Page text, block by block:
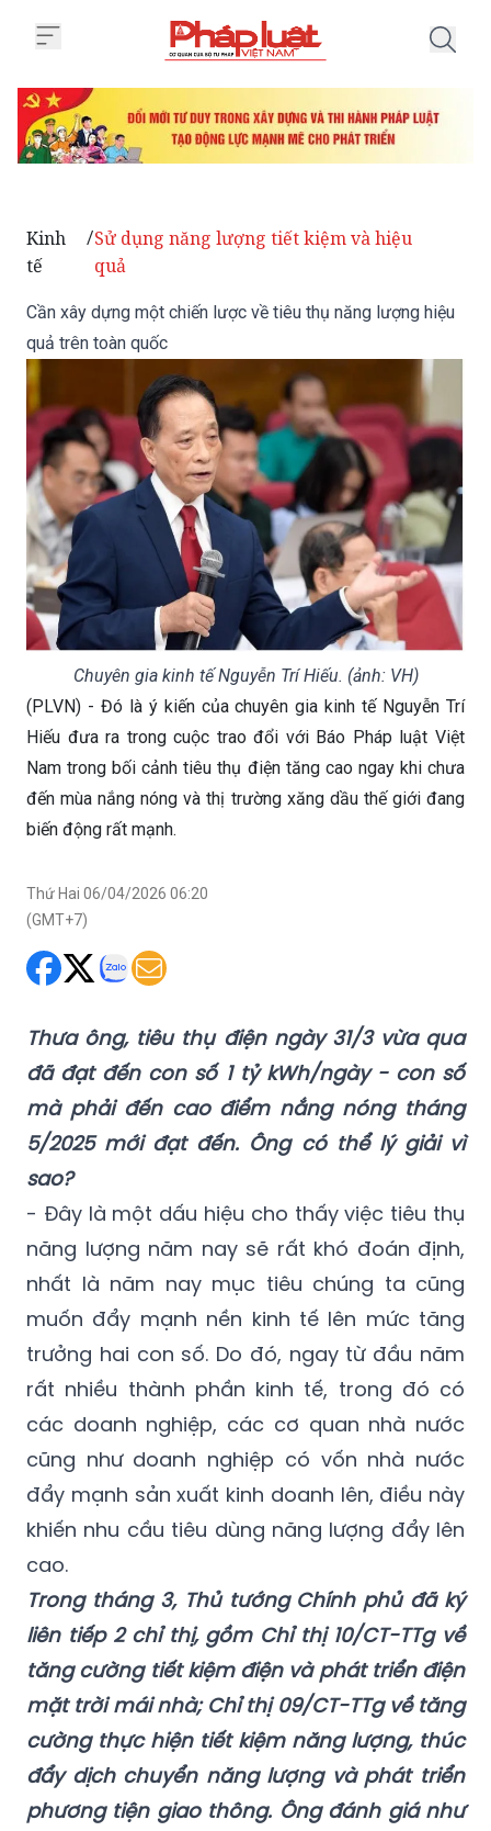
Kinh
tế
/Sử dụng năng lượng tiết kiệm và hiệu
quả
Cần xây dựng một chiến lược về tiêu thụ năng lượng hiệu
quả trên toàn quốc
Chuyên gia kinh tế Nguyễn Trí Hiếu. (ảnh: VH)
(PLVN) - Đó là ý kiến của chuyên gia kinh tế Nguyễn Trí
Hiếu đưa ra trong cuộc trao đổi với Báo Pháp luật Việt
Nam trong bối cảnh tiêu thụ điện tăng cao ngay khi chưa
đến mùa nắng nóng và thị trường xăng dầu thế giới đang
biến động rất mạnh.
Thứ Hai 06/04/2026 06:20
(GMT+7)
Thưa ông, tiêu thụ điện ngày 31/3 vừa qua
đã đạt đến con số 1 tỷ kWh/ngày - con số
mà phải đến cao điểm nắng nóng tháng
5/2025 mới đạt đến. Ông có thể lý giải vì
sao?
- Đây là một dấu hiệu cho thấy việc tiêu thụ
năng lượng năm nay sẽ rất khó đoán định,
nhất là năm nay mục tiêu chúng ta cũng
muốn đẩy mạnh nền kinh tế lên mức tăng
trưởng hai con số. Do đó, ngay từ đầu năm
rất nhiều thành phần kinh tế, trong đó có
các doanh nghiệp, các cơ quan nhà nước
cũng như doanh nghiệp có vốn nhà nước
đẩy mạnh sản xuất kinh doanh lên, điều này
khiến nhu cầu tiêu dùng năng lượng đẩy lên
cao.
Trong tháng 3, Thủ tướng Chính phủ đã ký
liên tiếp 2 chỉ thị, gồm Chỉ thị 10/CT-TTg về
tăng cường tiết kiệm điện và phát triển điện
mặt trời mái nhà; Chỉ thị 09/CT-TTg về tăng
cường thực hiện tiết kiệm năng lượng, thúc
đẩy dịch chuyển năng lượng và phát triển
phương tiện giao thông. Ông đánh giá như